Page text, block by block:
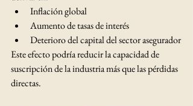
Inflación global
Aumento de tasas de interés
Deterioro del capital del sector asegurador
Este efecto podría reducir la capacidad de
suscripción de la industria más que las pérdidas
directas.